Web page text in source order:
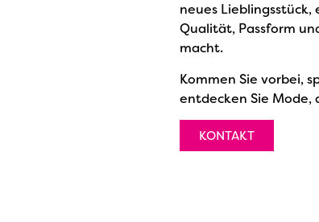
neues
Qualität, Passform
macht.
Kommen Sie vorbei,
entdecken Sie Mode,
KONTAKT